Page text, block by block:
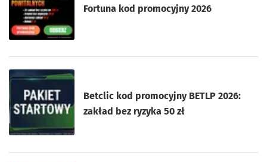
Fortuna kod promocyjny 2026
Betclic kod promocyjny BETLP 2026:
zakład bez ryzyka 50 zł